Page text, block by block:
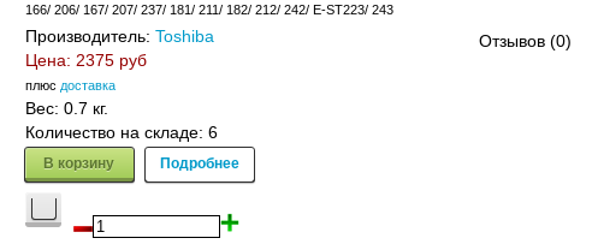
166/ 206/ 167/ 207/ 237/ 181/ 211/ 182/ 212/ 242/ E-ST223/ 243
Производитель: Toshiba
Цена: 2375 руб
плюс доставка
Вес: 0.7 кг.
Количество на складе: 6
В корзину Подробнее
Отзывов (0)